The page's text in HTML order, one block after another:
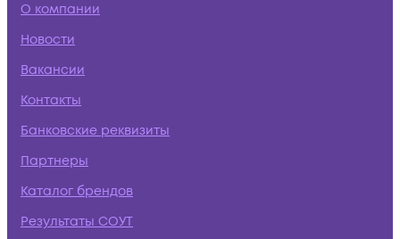
О компании
Новости
Вакансии
Контакты
Банковские реквизиты
Партнеры
Каталог брендов
Результаты СОУТ